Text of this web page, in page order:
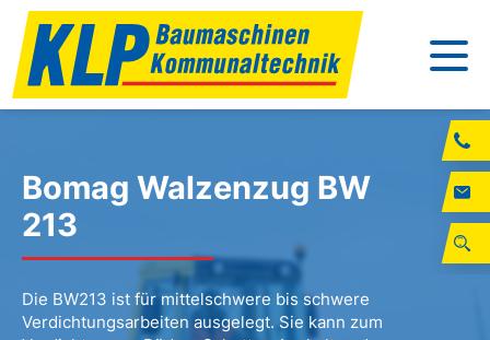
Bomag Walzenzug BW
213
Die BW213 ist für mittelschwere bis schwere
Verdichtungsarbeiten ausgelegt. Sie kann zum